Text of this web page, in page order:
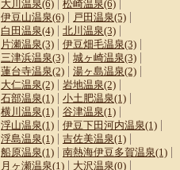
大川温泉(6)
松崎温泉(6)
伊豆山温泉(6)
戸田温泉(5)
白田温泉(4)
北川温泉(3)
片瀬温泉(3)
伊豆畑毛温泉(3)
三津浜温泉(3)
城ヶ崎温泉(3)
蓮台寺温泉(2)
湯ヶ島温泉(2)
大仁温泉(2)
岩地温泉(2)
石部温泉(1)
小土肥温泉(1)
横川温泉(1)
谷津温泉(1)
浮山温泉(1)
伊豆下田河内温泉(1)
浮島温泉(1)
吉佐美温泉(1)
船原温泉(1)
南熱海伊豆多賀温泉(1)
月ヶ瀬温泉(1)
大沢温泉(0)